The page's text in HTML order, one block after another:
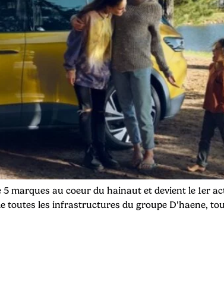
marques au coeur du hainaut et devient le 1er
toutes les infrastructures du groupe D’haene,